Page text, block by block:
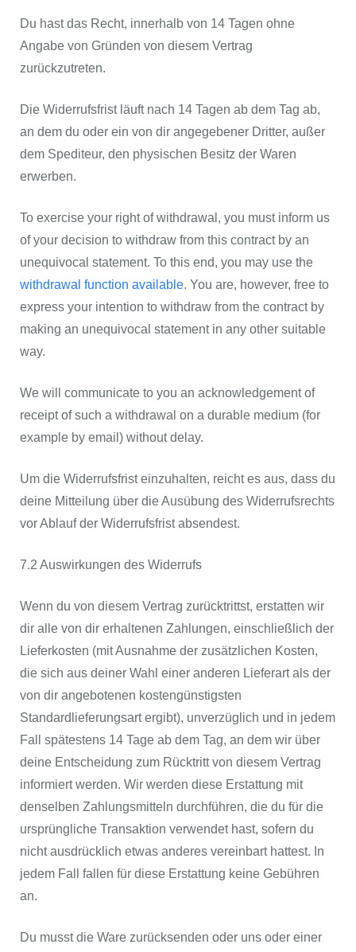
Du hast das Recht, innerhalb von 14 Tagen ohne
Angabe von Gründen von diesem Vertrag
zurückzutreten.
Die Widerrufsfrist läuft nach 14 Tagen ab dem Tag ab,
an dem du oder ein von dir angegebener Dritter, außer
dem Spediteur, den physischen Besitz der Waren
erwerben.
To exercise your right of withdrawal, you must inform us
of your decision to withdraw from this contract by an
unequivocal statement. To this end, you may use the
withdrawal function available. You are, however, free to
express your intention to withdraw from the contract by
making an unequivocal statement in any other suitable
way.
We will communicate to you an acknowledgement of
receipt of such a withdrawal on a durable medium (for
example by email) without delay.
Um die Widerrufsfrist einzuhalten, reicht es aus, dass du
deine Mitteilung über die Ausübung des Widerrufsrechts
vor Ablauf der Widerrufsfrist absendest.
7.2 Auswirkungen des Widerrufs
Wenn du von diesem Vertrag zurücktrittst, erstatten wir
dir alle von dir erhaltenen Zahlungen, einschließlich der
Lieferkosten (mit Ausnahme der zusätzlichen Kosten,
die sich aus deiner Wahl einer anderen Lieferart als der
von dir angebotenen kostengünstigsten
Standardlieferungsart ergibt), unverzüglich und in jedem
Fall spätestens 14 Tage ab dem Tag, an dem wir über
deine Entscheidung zum Rücktritt von diesem Vertrag
informiert werden. Wir werden diese Erstattung mit
denselben Zahlungsmitteln durchführen, die du für die
ursprüngliche Transaktion verwendet hast, sofern du
nicht ausdrücklich etwas anderes vereinbart hattest. In
jedem Fall fallen für diese Erstattung keine Gebühren
an.
Du musst die Ware zurücksenden oder uns oder einer